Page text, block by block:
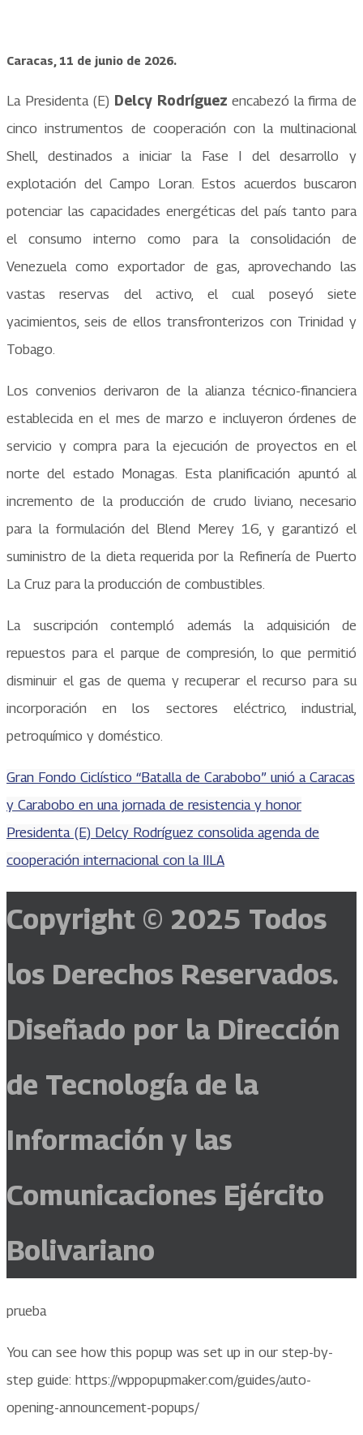
Caracas, 11 de junio de 2026.
La Presidenta (E) Delcy Rodríguezencabezó la firma de
cinco instrumentos de cooperación con la multinacional
Shell, destinados a iniciar la Fase I del desarrollo y
explotación del Campo Loran. Estos acuerdos buscaron
potenciar las capacidades energéticas del país tanto para
el consumo interno como para la consolidación de
Venezuela como exportador de gas, aprovechando las
vastas reservas del activo, el cual poseyó siete
yacimientos, seis de ellos transfronterizos con Trinidad y
Tobago.
Los convenios derivaron de la alianza técnico-financiera
establecida en el mes de marzo e incluyeron órdenes de
servicio y compra para la ejecución de proyectos en el
norte del estado Monagas. Esta planificación apuntó al
incremento de la producción de crudo liviano, necesario
para la formulación del Blend Merey 16, y garantizó el
suministro de la dieta requerida por la Refinería de Puerto
La Cruz para la producción de combustibles.
La suscripción contempló además la adquisición de
repuestos para el parque de compresión, lo que permitió
disminuir el gas de quema y recuperar el recurso para su
incorporación en los sectores eléctrico, industrial,
petroquímico y doméstico.
Gran Fondo Ciclístico “Batalla de Carabobo” unió a Caracas
y Carabobo en una jornada de resistencia y honor
Presidenta (E) Delcy Rodríguez consolida agenda de
cooperación internacional con la IILA
Copyright © 2025 Todos
los Derechos Reservados.
Diseñado por la Dirección
de Tecnología de la
Información y las
Comunicaciones Ejército
Bolivariano
prueba
You can see how this popup was set up in our step-by-
step guide: https://wppopupmaker.com/guides/auto-
opening-announcement-popups/